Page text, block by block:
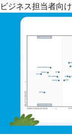
ビジネス担当者向け